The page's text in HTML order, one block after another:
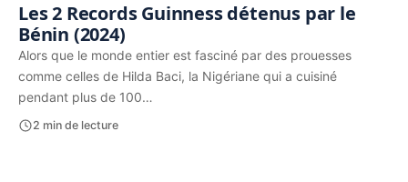
Les 2 Records Guinness détenus par le
Bénin (2024)
Alors que le monde entier est fasciné par des prouesses
comme celles de Hilda Baci, la Nigériane qui a cuisiné
pendant plus de 100…
2 min de lecture